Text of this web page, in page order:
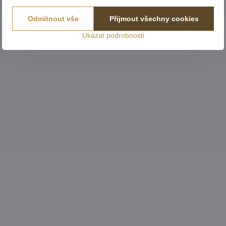
Ukázat podrobnosti
Přijmout všechny cookies
Odmítnout vše